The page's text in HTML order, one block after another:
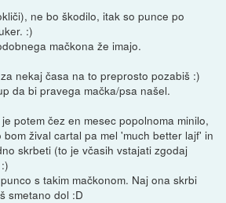
ne bo škodilo, itak so punce po
:)
mačkona že imajo.
nekaj časa na to preprosto pozabiš :)
da bi pravega mačka/psa našel.
potem čez en mesec popolnoma minilo,
bom žival cartal pa mel 'much better lajf' in
skrbeti (to je včasih vstajati zgodaj
s takim mačkonom. Naj ona skrbi
smetano dol :D